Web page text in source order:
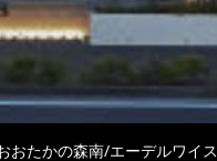
おたかの森南/エーデルワイス